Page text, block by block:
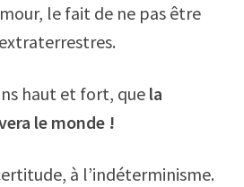
le fait de ne pas être
haut et fort, que la
le monde !
à l’indéterminisme.